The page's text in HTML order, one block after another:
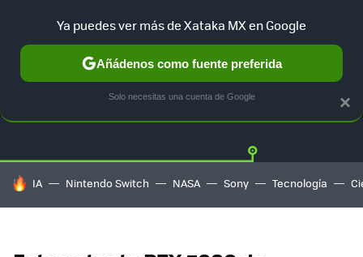
GUÍA DE COMPRAS MERCADO LIBRE
HOY SE HABLA DE
IA Nintendo Switch NASA Sony Tecnología
×
Ya puedes ver más de Xataka MX en Google
Añádenos como fuente preferida
Solo necesitas una cuenta de Google